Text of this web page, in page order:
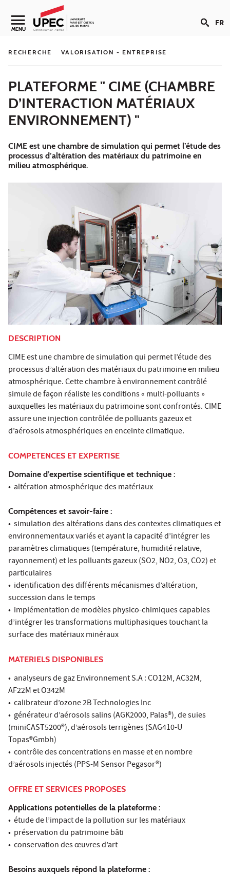
Aller au contenu
Navigation secondaire
MENU FR
RECHERCHE VALORISATION - ENTREPRISE
PLATEFORME " CIME (CHAMBRE
D’INTERACTION MATÉRIAUX
ENVIRONNEMENT) "
CIME est une chambre de simulation qui permet l’étude des
processus d’altération des matériaux du patrimoine en
milieu atmosphérique.
DESCRIPTION
CIME est une chambre de simulation qui permet l’étude des
processus d’altération des matériaux du patrimoine en milieu
atmosphérique. Cette chambre à environnement contrôlé
simule de façon réaliste les conditions « multi-polluants »
auxquelles les matériaux du patrimoine sont confrontés. CIME
assure une injection contrôlée de polluants gazeux et
d’aérosols atmosphériques en enceinte climatique.
COMPETENCES ET EXPERTISE
Domaine d’expertise scientifique et technique :
• altération atmosphérique des matériaux
Compétences et savoir-faire :
• simulation des altérations dans des contextes climatiques et
environnementaux variés et ayant la capacité d’intégrer les
paramètres climatiques (température, humidité relative,
rayonnement) et les polluants gazeux (SO2, NO2, O3, CO2) et
particulaires
• identification des différents mécanismes d’altération,
succession dans le temps
• implémentation de modèles physico-chimiques capables
d’intégrer les transformations multiphasiques touchant la
surface des matériaux minéraux
MATERIELS DISPONIBLES
• analyseurs de gaz Environnement S.A : CO12M, AC32M,
AF22M et O342M
• calibrateur d’ozone 2B Technologies Inc
• générateur d’aérosols salins (AGK2000, Palas®), de suies
(miniCAST5200®), d’aérosols terrigènes (SAG410-U
Topas®Gmbh)
• contrôle des concentrations en masse et en nombre
d’aérosols injectés (PPS-M Sensor Pegasor®)
OFFRE ET SERVICES PROPOSES
Applications potentielles de la plateforme :
• étude de l’impact de la pollution sur les matériaux
• préservation du patrimoine bâti
• conservation des œuvres d’art
Besoins auxquels répond la plateforme :